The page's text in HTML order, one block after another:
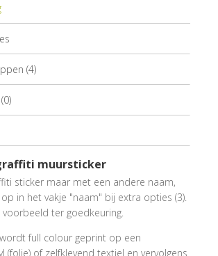
(4)
muursticker
sticker maar met een andere naam,
in het vakje "naam" bij extra opties (3).
ter goedkeuring.
full colour geprint op een
(folie) of zelfklevend textiel en vervolgens